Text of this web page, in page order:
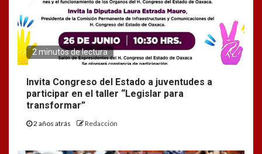
2 minutos de lectura
Invita Congreso del Estado a juventudes a
participar en el taller “Legislar para
transformar”
2 años atrás Redacción